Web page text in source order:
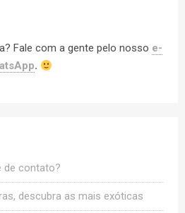
Fale com a gente pelo nosso e-
.
de contato?
descubra as mais exóticas